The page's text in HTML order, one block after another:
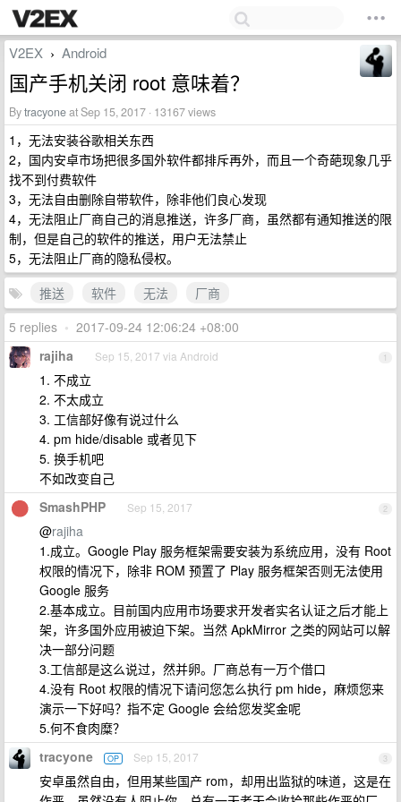
V2EX › Android
国产手机关闭 root 意味着？
Bytracyoneat Sep 15, 2017 · 13167 views
1，无法安装谷歌相关东西
2，国内安卓市场把很多国外软件都排斥再外，而且一个奇葩现象几乎
找不到付费软件
3，无法自由删除自带软件，除非他们良心发现
4，无法阻止厂商自己的消息推送，许多厂商，虽然都有通知推送的限
制，但是自己的软件的推送，用户无法禁止
5，无法阻止厂商的隐私侵权。
推送
软件 无法
厂商
5 replies • 2017-09-24 12:06:24 +08:00
1
rajiha Sep 15, 2017 via Android
1. 不成立
2. 不太成立
3. 工信部好像有说过什么
4. pm hide/disable 或者见下
5. 换手机吧
不如改变自己
2
SmashPHP Sep 15, 2017
@rajiha
1.成立。Google Play 服务框架需要安装为系统应用，没有 Root
权限的情况下，除非 ROM 预置了 Play 服务框架否则无法使用
Google 服务
2.基本成立。目前国内应用市场要求开发者实名认证之后才能上
架，许多国外应用被迫下架。当然 ApkMirror 之类的网站可以解
决一部分问题
3.工信部是这么说过，然并卵。厂商总有一万个借口
4.没有 Root 权限的情况下请问您怎么执行 pm hide，麻烦您来
演示一下好吗？指不定 Google 会给您发奖金呢
5.何不食肉糜？
3
tracyone OP Sep 15, 2017
安卓虽然自由，但用某些国产 rom，却用出监狱的味道，这是在